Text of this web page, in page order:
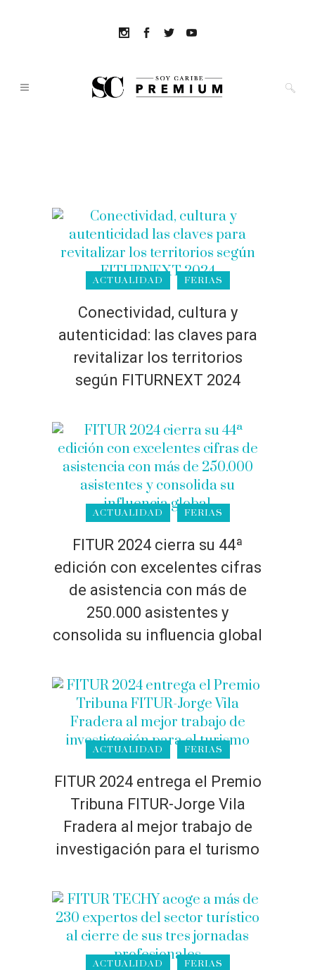
ACTUALIDAD FERIAS
Conectividad, cultura y
autenticidad: las claves para
revitalizar los territorios
según FITURNEXT 2024
ACTUALIDAD FERIAS
FITUR 2024 cierra su 44ª
edición con excelentes cifras
de asistencia con más de
250.000 asistentes y
consolida su influencia global
ACTUALIDAD FERIAS
FITUR 2024 entrega el Premio
Tribuna FITUR-Jorge Vila
Fradera al mejor trabajo de
investigación para el turismo
ACTUALIDAD FERIAS